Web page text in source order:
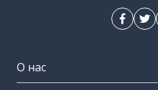
О нас